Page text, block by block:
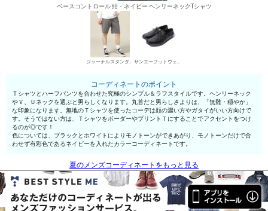
ベースコントロール 紺・ネイビー ヘンリーネックTシャツ
ジャーナルスタンダード レリューム メンズ デニムパンツ・ジーンズ サンエーフットウェア デッキシューズ
コーディネートのポイント
Ｔシャツとハーフパンツを合わせた究極のシンプル＆ラフスタイルです。ヘンリーネック
やＶ、Ｕネックを選ぶと男らしくなります。丸首だと男らしさよりは、「無難・穏やか」
な印象になります。無地のＴシャツを使ったコーデは顔の濃い方やガタイがいい方向けで
す。そうではない方は、ＴシャツをボーダーやプリントＴにすることでアクセントをつけ
るのが◎です！
色については、ブラックとホワイトによりモノトーンができあがり、モノトーンだけで合
わせず有彩色であるネイビーを入れたカラーコーディネートです。
夏のメンズコーディネートをもっと見る